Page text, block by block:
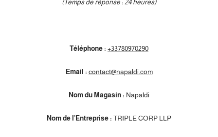
(Temps de réponse : 24 heures)
Téléphone : +33780970290
Email : contact@napaldi.com
Nom du Magasin : Napaldi
Nom de l’Entreprise : TRIPLE CORP LLP